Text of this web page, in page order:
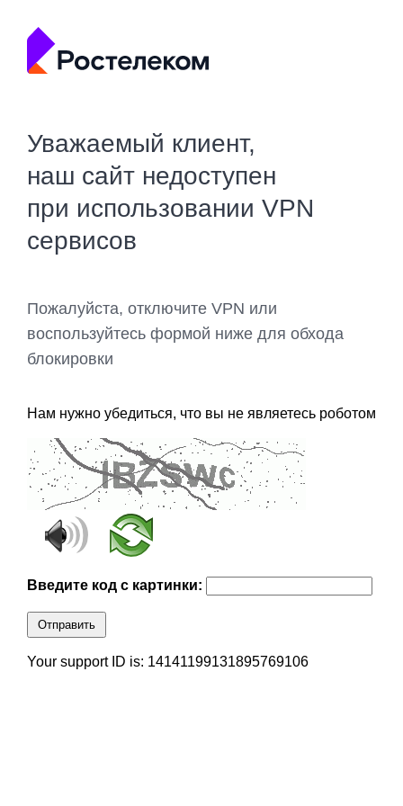
Уважаемый клиент,
наш сайт недоступен
при использовании VPN
сервисов
Пожалуйста, отключите VPN или
воспользуйтесь формой ниже для обхода
блокировки
Нам нужно убедиться, что вы не являетесь роботом
Введите код с картинки:
Отправить
Your support ID is: 14141199131895769106